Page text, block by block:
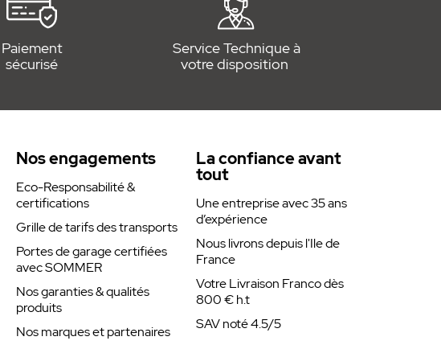
Paiement
sécurisé
Service Technique à
votre disposition
Nos engagements
Eco-Responsabilité &
certifications
Grille de tarifs des transports
Portes de garage certifiées
avec SOMMER
Nos garanties & qualités
produits
Nos marques et partenaires
La confiance avant
tout
Une entreprise avec 35 ans
d’expérience
Nous livrons depuis l'Ile de
France
Votre Livraison Franco dès
800 € h.t
SAV noté 4.5/5